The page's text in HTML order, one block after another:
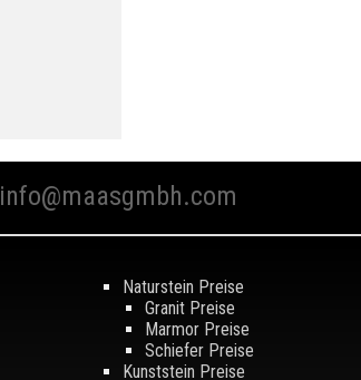
info@maasgmbh.com
Naturstein Preise
Granit Preise
Marmor Preise
Schiefer Preise
Kunststein Preise